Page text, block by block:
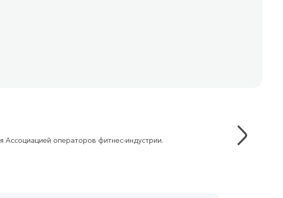
Ассоциацией операторов фитнес-индустрии.